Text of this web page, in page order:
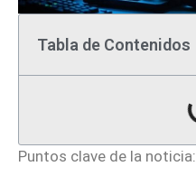
Tabla de Contenidos
Puntos clave de la noticia: